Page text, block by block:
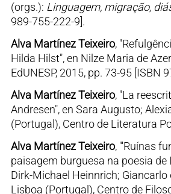
(orgs.): Linguagem, migração,
989-755-222-9].
Alva Martínez Teixeiro,
Hilda Hilst", en Nilze Maria de
EdUNESP, 2015, pp. 73-95
Alva Martínez Teixeiro, "La
Andresen", en Sara Augusto;
(Portugal), Centro de Literatura
Alva Martínez Teixeiro, "'Ruínas
paisagem burguesa na poesia de
Dirk-Michael Heinnrich; Giancarlo
Lisboa (Portugal), Centro de